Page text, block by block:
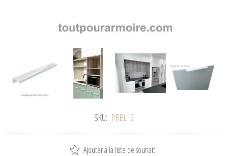
SKU: PRBL12
Ajouter à la liste de souhait